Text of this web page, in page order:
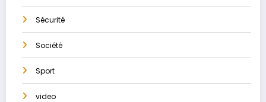
Sécurité
Société
Sport
video